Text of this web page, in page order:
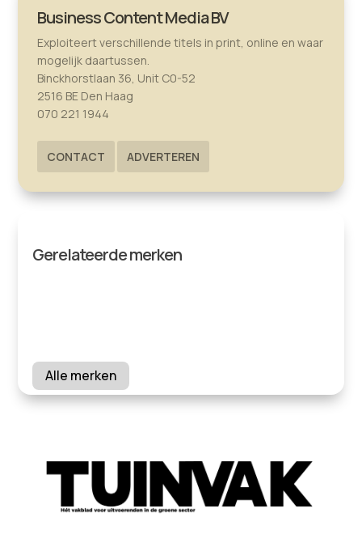
Business Content Media BV
Exploiteert verschillende titels in print, online en waar
mogelijk daartussen.
Binckhorstlaan 36, Unit C0-52
2516 BE Den Haag
070 221 1944
CONTACT ADVERTEREN
Gerelateerde merken
Alle merken